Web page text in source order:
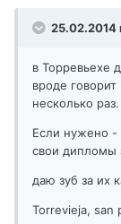
25.02.2014
в Торревьехе
вроде
несколько раз.
Если нужено -
свои дипломы
даю зуб за их
Torrevieja, san